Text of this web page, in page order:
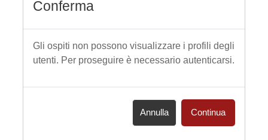
Conferma
Gli ospiti non possono visualizzare i profili degli
utenti. Per proseguire è necessario autenticarsi.
Annulla Continua